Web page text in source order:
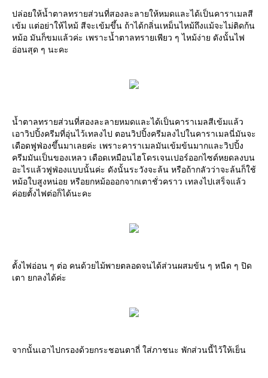
ปล่อยให้น้ำตาลทรายส่วนที่สองละลายให้หมดและได้เป็นคาราเมลสี
เข้ม แต่อย่าให้ไหม้ สีจะเข้มขึ้น ถ้าได้กลิ่นเหม็นไหม้ถึงแม้จะไม่ติดก้น
หม้อ มันก็ขมแล้วค่ะ เพราะน้ำตาลทรายเพียว ๆ ไหม้ง่าย ดังนั้นไฟ
อ่อนสุด ๆ นะคะ
น้ำตาลทรายส่วนที่สองละลายหมดและได้เป็นคาราเมลสีเข้มแล้ว
เอาวิปปิ้งครีมที่อุ่นไว้เทลงไป ตอนวิปปิ้งครีมลงไปในคาราเมลนี่มันจะ
เดือดฟูฟ่องขึ้นมาเลยค่ะ เพราะคาราเมลมันเข้มข้นมากและวิปปิ้ง
ครีมมันเป็นของเหลว เดือดเหมือนไฮโดรเจนเปอร์ออกไซด์หยดลงบน
อะไรแล้วฟูฟ่องแบบนั้นค่ะ ดังนั้นระวังจะล้น หรือถ้ากลัวว่าจะล้นก็ใช้
หม้อใบสูงหน่อย หรือยกหม้อออกจากเตาชั่วคราว เทลงไปเสร็จแล้ว
ค่อยตั้งไฟต่อก็ได้นะคะ
ตั้งไฟอ่อน ๆ ต่อ คนด้วยไม้พายตลอดจนได้ส่วนผสมข้น ๆ หนืด ๆ ปิด
เตา ยกลงได้ค่ะ
จากนั้นเอาไปกรองด้วยกระชอนตาถี่ ใส่ภาชนะ พักส่วนนี้ไว้ให้เย็น